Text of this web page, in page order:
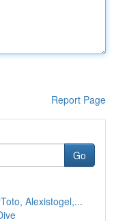
Report Page
Go
Alexistogel,...